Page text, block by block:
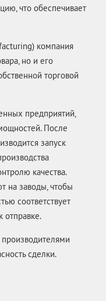
что обеспечивает
компания
но и его
торговой
предприятий,
После
запуск
качества.
на заводы, чтобы
соответствует
отправке.
сделки.